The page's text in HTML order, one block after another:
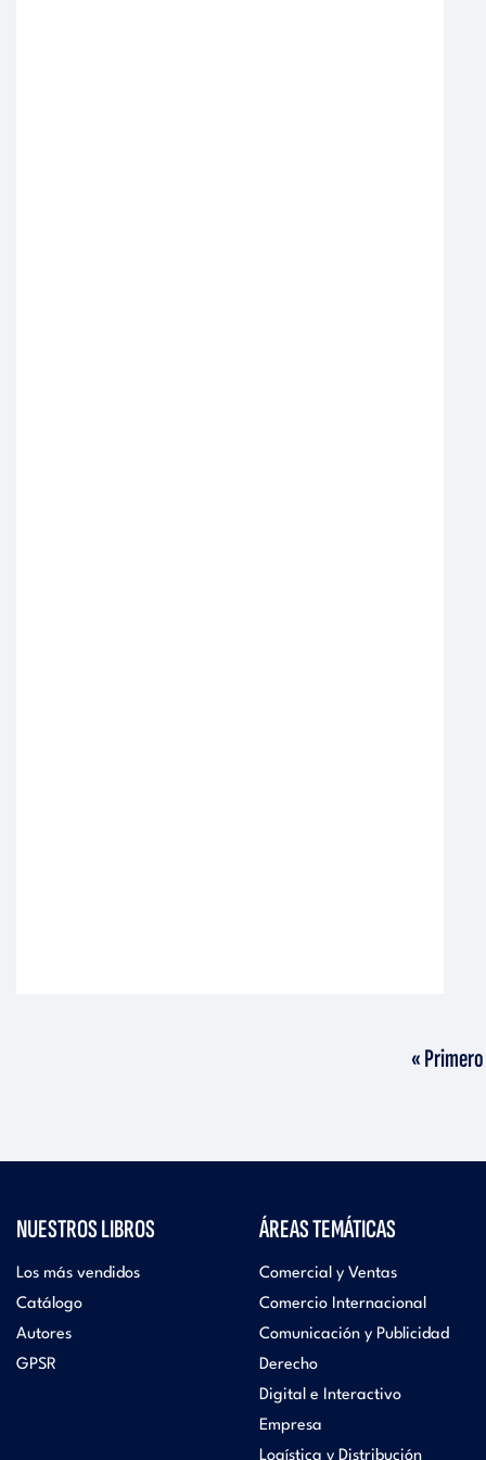
Primera
« Primero
NUESTROS LIBROS
Los más vendidos
Catálogo
Autores
GPSR
ÁREAS TEMÁTICAS
Comercial y Ventas
Comercio Internacional
Comunicación y Publicidad
Derecho
Digital e Interactivo
Empresa
Logística y Distribución